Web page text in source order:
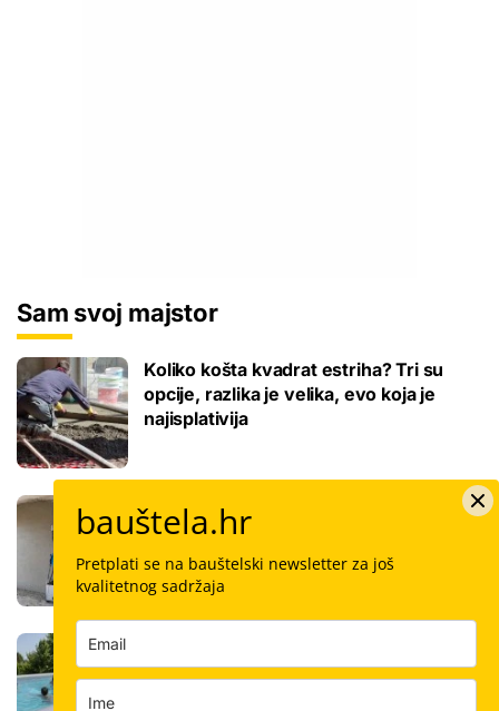
Sam svoj majstor
Koliko košta kvadrat estriha? Tri su
opcije, razlika je velika, evo koja je
najisplativija
Robotski stroj za žbukanje: Za 8 sati
odradi i do 400 kvadrata, a prate ga
samo dva bauštelca
Po rubu možete hodati, a od kutije do
bauštela.hr
Pretplati se na bauštelski newsletter za još
kvalitetnog sadržaja